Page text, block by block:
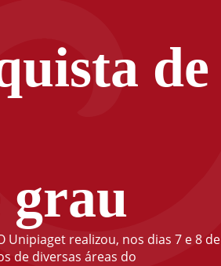
de
grau
realizou, nos dias 7 e 8 de
de diversas áreas do